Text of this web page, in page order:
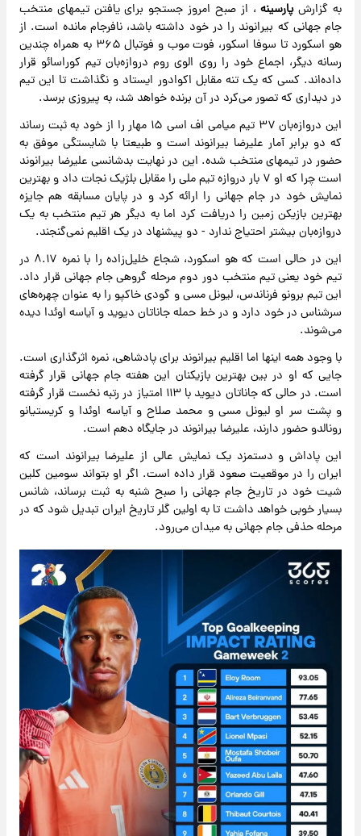
به گزارشپارسینه، از صبح امروز جستجو برای یافتن تیمهای منتخب
جام جهانی که بیرانوند را در خود داشته باشد، نافرجام مانده است. از
هو اسکورد تا سوفا اسکور، فوت موب و فوتبال ۳۶۵ به همراه چندین
رسانه دیگر، اجماع خود را روی الوی روم دروازه‌بان تیم کوراسائو قرار
داده‌اند. کسی که یک تنه مقابل اکوادور ایستاد و نگذاشت تا این تیم
در دیداری که تصور می‌کرد در آن برنده خواهد شد، به پیروزی برسد.
این دروازه‌بان ۳۷ تیم میامی اف اسی ۱۵ مهار را از خود به ثبت رساند
که دو برابر آمار علیرضا بیرانوند است و طبیعتا با شایستگی موفق به
حضور در تیمهای منتخب شده. این در نهایت بدشانسی علیرضا بیرانوند
است چرا که او ۷ بار دروازه تیم ملی را مقابل بلژیک نجات داد و بهترین
نمایش خود در جام جهانی را ارائه کرد و در پایان مسابقه هم جایزه
بهترین بازیکن زمین را دریافت کرد اما به دیگر هر تیم منتخب به یک
دروازه‌بان بیشتر احتیاج ندارد - دو پیشنهاد در یک اقلیم نمی‌گنجند.
این در حالی است که هو اسکورد، شجاع خلیل‌زاده را با نمره ۸.۱۷ در
تیم خود یعنی تیم منتخب دور دوم مرحله گروهی جام جهانی قرار داد.
این تیم برونو فرناندس، لیونل مسی و گودی خاکپو را به عنوان چهره‌های
سرشناس در خود دارد و در خط حمله جاناتان دیوید و آیاسه اوئدا دیده
می‌شوند.
با وجود همه اینها اما اقلیم بیرانوند برای پادشاهی، نمره اثرگذاری است.
جایی که او در بین بهترین بازیکنان این هفته جام جهانی قرار گرفته
است. در حالی که جاناتان دیوید با ۱۱۳ امتیاز در رتبه نخست قرار گرفته
و پشت سر او لیونل مسی و محمد صلاح و آیاسه اوئدا و کریستیانو
رونالدو حضور دارند، علیرضا بیرانوند در جایگاه دهم است.
این پاداش و دستمزد یک نمایش عالی از علیرضا بیرانوند است که
ایران را در موقعیت صعود قرار داده است. اگر او بتواند سومین کلین
شیت خود در تاریخ جام جهانی را صبح شنبه به ثبت برساند، شانس
بسیار خوبی خواهد داشت تا به اولین گلر تاریخ ایران تبدیل شود که در
مرحله حذفی جام جهانی به میدان می‌رود.